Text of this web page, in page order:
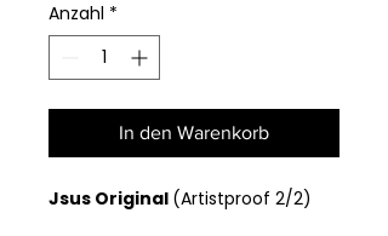
Anzahl *
In den Warenkorb
Jsus Original (Artistproof 2/2)